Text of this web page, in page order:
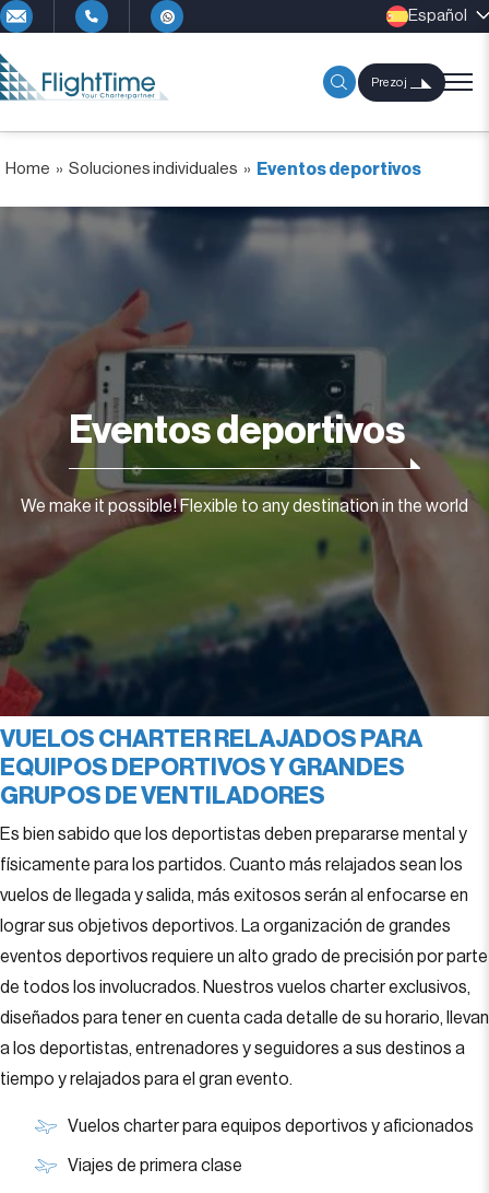
Español
Prezoj
Home » Soluciones individuales » Eventos deportivos
Eventos deportivos
We make it possible! Flexible to any destination in the world
VUELOS CHARTER RELAJADOS PARA
EQUIPOS DEPORTIVOS Y GRANDES
GRUPOS DE VENTILADORES
Es bien sabido que los deportistas deben prepararse mental y
físicamente para los partidos. Cuanto más relajados sean los
vuelos de llegada y salida, más exitosos serán al enfocarse en
lograr sus objetivos deportivos. La organización de grandes
eventos deportivos requiere un alto grado de precisión por parte
de todos los involucrados. Nuestros vuelos charter exclusivos,
diseñados para tener en cuenta cada detalle de su horario, llevan
a los deportistas, entrenadores y seguidores a sus destinos a
tiempo y relajados para el gran evento.
Vuelos charter para equipos deportivos y aficionados
Viajes de primera clase